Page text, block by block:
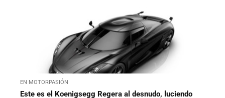
EN MOTORPASIÓN
Este es el Koenigsegg Regera al desnudo, luciendo